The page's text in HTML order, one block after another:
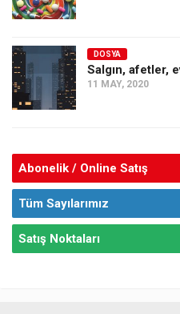
DOSYA
Salgın, afetler,
11 MAY, 2020
Abonelik / Online Satış
Tüm Sayılarımız
Satış Noktaları